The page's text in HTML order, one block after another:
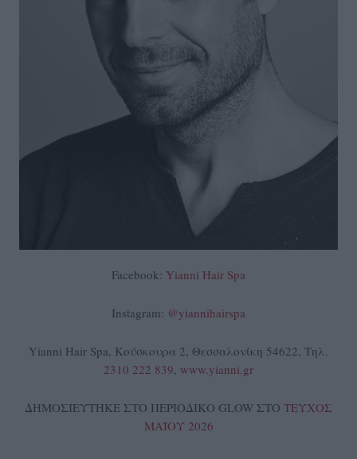
Facebook: Yianni Hair Spa
Instagram: @yiannihairspa
Yianni Hair Spa, Κούσκουρα 2, Θεσσαλονίκη 54622, Τηλ.
2310 222 839, www.yianni.gr
ΔΗΜΟΣΙΕΥΤΗΚΕ ΣΤΟ ΠΕΡΙΟΔΙΚΟ GLOW ΣΤΟ ΤΕΥΧΟΣ
ΜΑΪΟΥ 2026